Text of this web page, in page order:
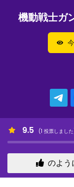
機動戦士ガ
9.5 (1 投票しまし
のよう